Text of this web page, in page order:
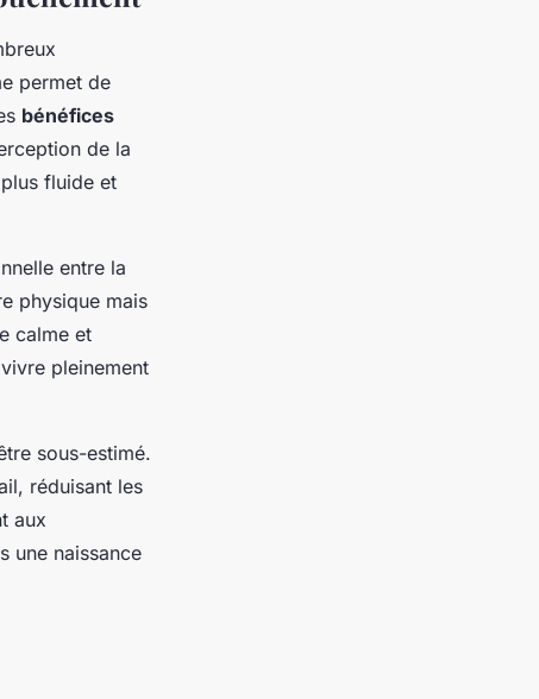
permet de
bénéfices
de la
fluide et
entre la
physique mais
calme et
pleinement
sous-estimé.
réduisant les
aux
une naissance